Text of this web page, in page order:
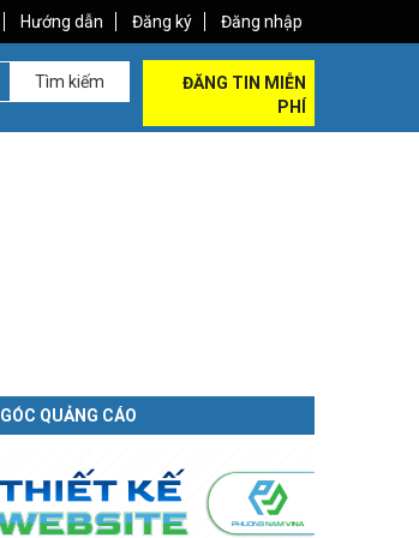
Hướng dẫn Đăng ký Đăng nhập
Tìm kiếm
ĐĂNG TIN MIỄN
PHÍ
GÓC QUẢNG CÁO